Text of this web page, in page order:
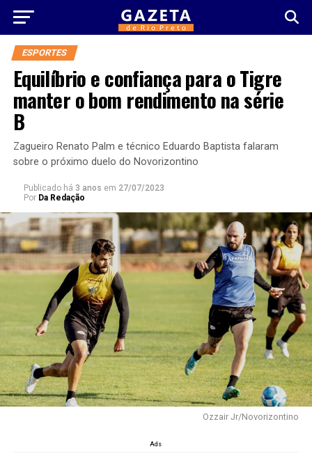
ESPORTES
Equilíbrio e confiança para o Tigre
manter o bom rendimento na série
B
Zagueiro Renato Palm e técnico Eduardo Baptista falaram
sobre o próximo duelo do Novorizontino
Publicado há 3 anos em 27/07/2023
Por Da Redação
Ozzair Jr/Novorizontino
Ads